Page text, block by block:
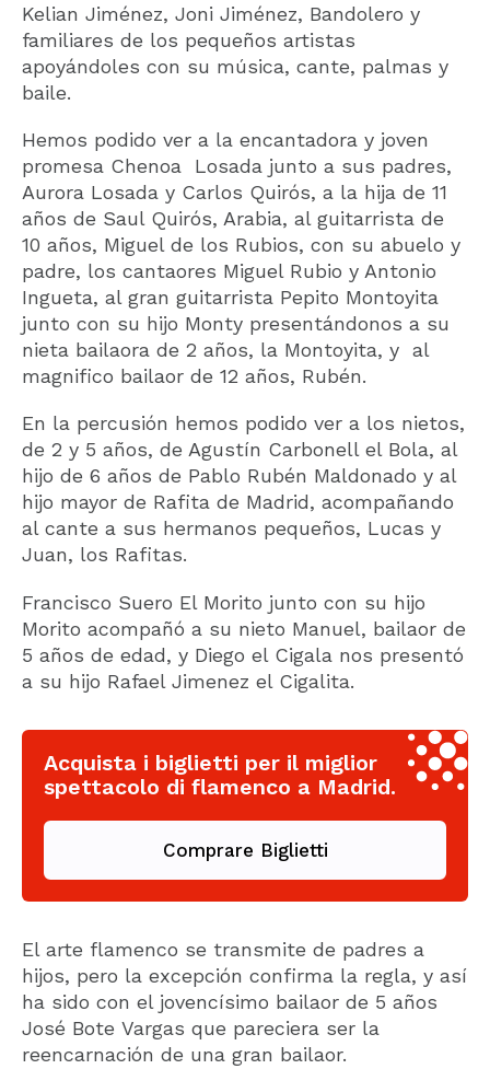
Kelian Jiménez, Joni Jiménez, Bandolero y
familiares de los pequeños artistas
apoyándoles con su música, cante, palmas y
baile.
Hemos podido ver a la encantadora y joven
promesa Chenoa Losada junto a sus padres,
Aurora Losada y Carlos Quirós, a la hija de 11
años de Saul Quirós, Arabia, al guitarrista de
10 años, Miguel de los Rubios, con su abuelo y
padre, los cantaores Miguel Rubio y Antonio
Ingueta, al gran guitarrista Pepito Montoyita
junto con su hijo Monty presentándonos a su
nieta bailaora de 2 años, la Montoyita, y al
magnifico bailaor de 12 años, Rubén.
En la percusión hemos podido ver a los nietos,
de 2 y 5 años, de Agustín Carbonell el Bola, al
hijo de 6 años de Pablo Rubén Maldonado y al
hijo mayor de Rafita de Madrid, acompañando
al cante a sus hermanos pequeños, Lucas y
Juan, los Rafitas.
Francisco Suero El Morito junto con su hijo
Morito acompañó a su nieto Manuel, bailaor de
5 años de edad, y Diego el Cigala nos presentó
a su hijo Rafael Jimenez el Cigalita.
Acquista i biglietti per il miglior
spettacolo di flamenco a Madrid.
Comprare Biglietti
El arte flamenco se transmite de padres a
hijos, pero la excepción confirma la regla, y así
ha sido con el jovencísimo bailaor de 5 años
José Bote Vargas que pareciera ser la
reencarnación de una gran bailaor.